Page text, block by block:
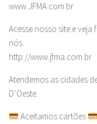
www.JFMA.com.br
Acesse nosso site e
nós.
http://www.jfma.com.br
Atendemos as cidades
D’Oeste.
Aceitamos cartões